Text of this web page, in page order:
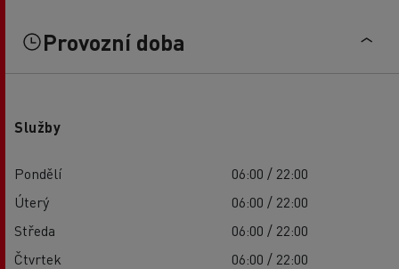
Provozní doba
Služby
Pondělí
06:00 / 22:00
Úterý
06:00 / 22:00
Středa
06:00 / 22:00
Čtvrtek
06:00 / 22:00